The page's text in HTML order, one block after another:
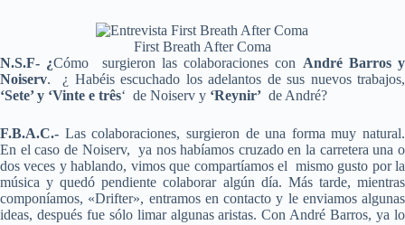
First Breath After Coma
N.S.F- ¿Cómo surgieron las colaboraciones con André Barros y
Noiserv. ¿ Habéis escuchado los adelantos de sus nuevos trabajos,
‘Sete’ y ‘Vinte e três‘ de Noiserv y ‘Reynir’ de André?
F.B.A.C.- Las colaboraciones, surgieron de una forma muy natural.
En el caso de Noiserv, ya nos habíamos cruzado en la carretera una o
dos veces y hablando, vimos que compartíamos el mismo gusto por la
música y quedó pendiente colaborar algún día. Más tarde, mientras
componíamos, «Drifter», entramos en contacto y le enviamos algunas
ideas, después fue sólo limar algunas aristas. Con André Barros, ya lo